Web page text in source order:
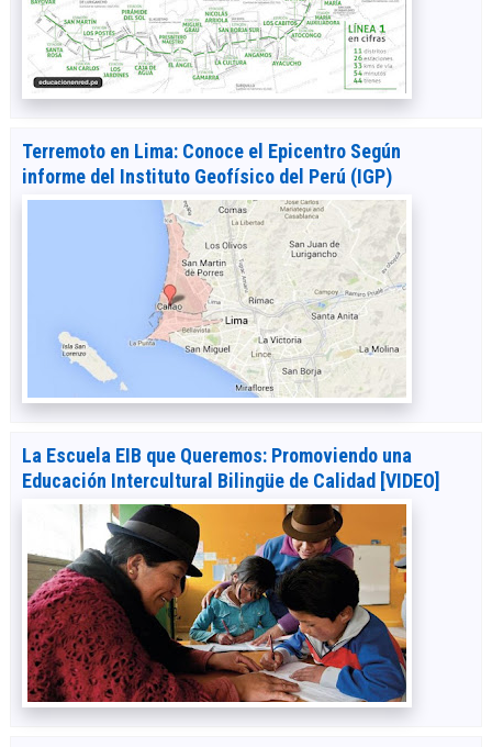
Terremoto en Lima: Conoce el Epicentro Según
informe del Instituto Geofísico del Perú (IGP)
La Escuela EIB que Queremos: Promoviendo una
Educación Intercultural Bilingüe de Calidad [VIDEO]